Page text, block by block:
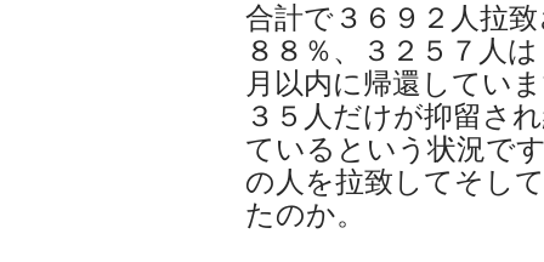
合計で３６９２人拉
８８％、３２５７人
月以内に帰還してい
３５人だけが抑留さ
ているという状況で
の人を拉致してそし
たのか。